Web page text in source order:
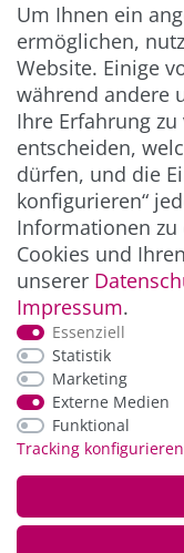
**
ZAHLUNG &
*Alle Preise inkl. der
und Versandkosten
Um Ihnen ein
ermöglichen,
Website. Einige
während andere
Ihre Erfahrung
entscheiden,
dürfen, und die
konfigurieren“
Informationen zu
Cookies und
unserer
Impressum.
Essenziell
Statistik
Marketing
Externe Medien
Funktional
Tracking konfigurieren
© Copyright 2026